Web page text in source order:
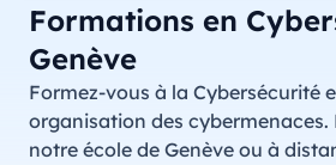
Formations en
Genève
Formez-vous à la Cybersécurité
organisation des cybermenaces.
notre école de Genève ou à